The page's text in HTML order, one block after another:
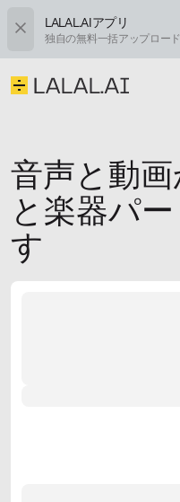
LALAL.AIアプリ
独自の無料一括アップロー
音声と動
と楽器パ
す